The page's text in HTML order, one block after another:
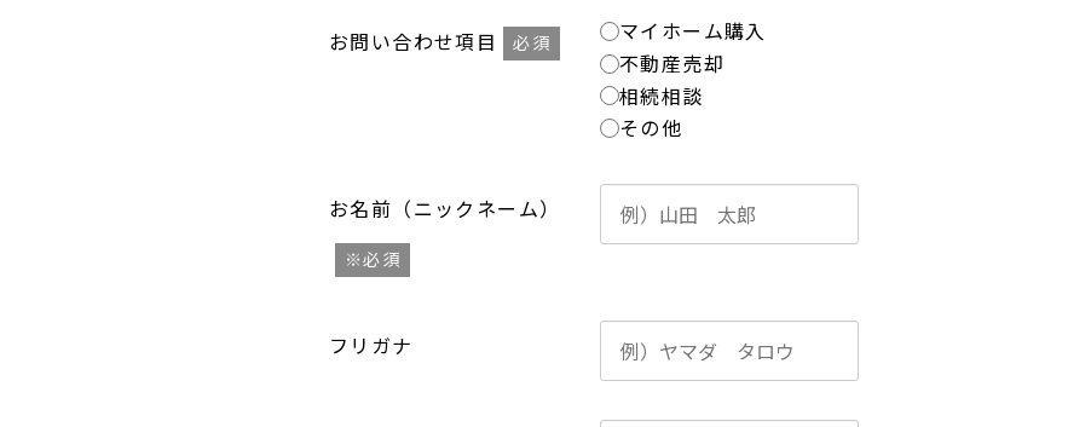
お問い合わせ項目 必須
マイホーム購入
不動産売却
相続相談
その他
お名前（ニックネーム）
※必須
フリガナ